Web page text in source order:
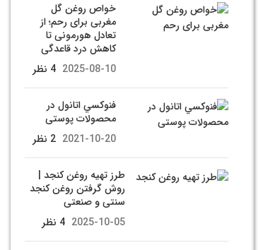
خواص روغن گل
مغربی برای رحم؛ از
تعادل هورمونی تا
کاهش درد قاعدگی
2025-08-10 4 نظر
فنوکسي اتانول در
محصولات پوستی
2021-10-20 2 نظر
طرز تهیه روغن کنجد |
روش گرفتن روغن کنجد
سنتی و صنعتی
2025-10-05 4 نظر